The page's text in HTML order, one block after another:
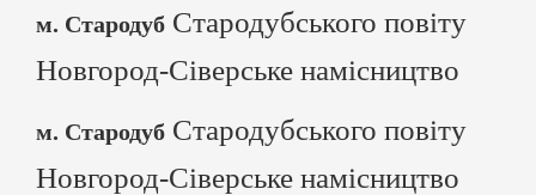
м. Стародуб Стародубського повіту
Новгород-Сіверське намісництво
м. Стародуб Стародубського повіту
Новгород-Сіверське намісництво